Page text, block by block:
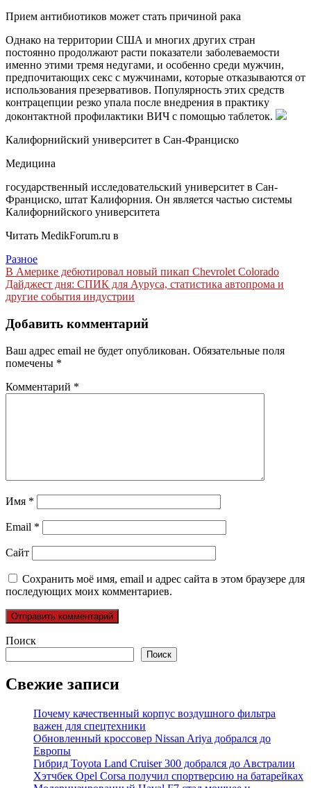
Прием антибиотиков может стать причиной рака
Однако на территории США и многих других стран
постоянно продолжают расти показатели заболеваемости
именно этими тремя недугами, и особенно среди мужчин,
предпочитающих секс с мужчинами, которые отказываются от
использования презервативов. Популярность этих средств
контрацепции резко упала после внедрения в практику
доконтактной профилактики ВИЧ с помощью таблеток.
Калифорнийский университет в Сан-Франциско
Медицина
государственный исследовательский университет в Сан-
Франциско, штат Калифорния. Он является частью системы
Калифорнийского университета
Читать MedikForum.ru в
Разное
Навигация
по
В Америке дебютировал новый пикап Chevrolet Colorado
Дайджест дня: СПИК для Ауруса, статистика автопрома и
другие события индустрии
Добавить комментарий
Ваш адрес email не будет опубликован. Обязательные поля
помечены *
Комментарий *
Имя *
Email *
Сайт
Сохранить моё имя, email и адрес сайта в этом браузере для
последующих моих комментариев.
Поиск
Поиск
Свежие записи
Почему качественный корпус воздушного фильтра
важен для спецтехники
Обновленный кроссовер Nissan Ariya добрался до
Европы
Гибрид Toyota Land Cruiser 300 добрался до Австралии
Хэтчбек Opel Corsa получил спортверсию на батарейках